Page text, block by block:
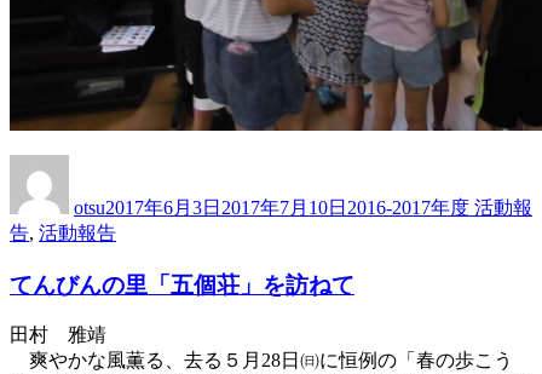
者
otsu日:
2017年6月3日 2017年7月10日ゴ
2016-2017年度 活動報
告, 活動報告
てんびんの里「五個荘」を訪ねて
田村 雅靖
爽やかな風薫る、去る５月28日㈰に恒例の「春の歩こう